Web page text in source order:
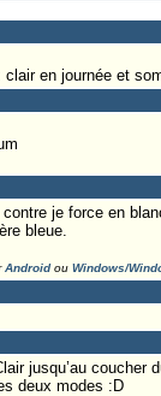
en journée et
je force en
bleue.
Androidou Windows/
jusqu’au
deux modes :D